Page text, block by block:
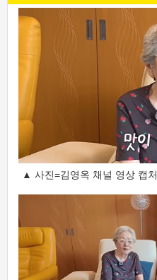
▲ 사진=김영옥 채널 영상 캡처